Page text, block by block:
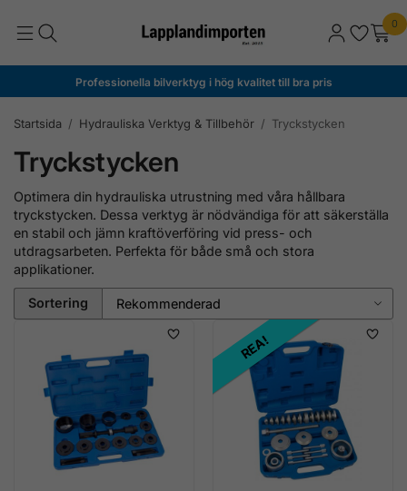
0
Professionella bilverktyg i hög kvalitet till bra pris
Startsida / Hydrauliska Verktyg & Tillbehör / Tryckstycken
Tryckstycken
Optimera din hydrauliska utrustning med våra hållbara
tryckstycken. Dessa verktyg är nödvändiga för att säkerställa
en stabil och jämn kraftöverföring vid press- och
utdragsarbeten. Perfekta för både små och stora
applikationer.
Sortering
REA!